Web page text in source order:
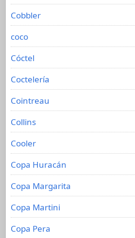
Cobbler
coco
Cóctel
Coctelería
Cointreau
Collins
Cooler
Copa Huracán
Copa Margarita
Copa Martini
Copa Pera